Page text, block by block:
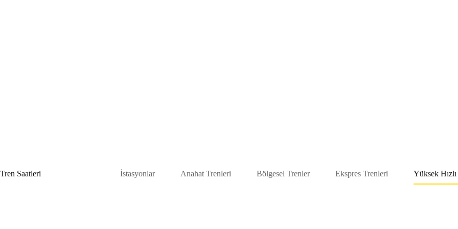
Tren Saatleri
İstasyonlar Anahat Trenleri Bölgesel Trenler Ekspres Trenleri Yüksek